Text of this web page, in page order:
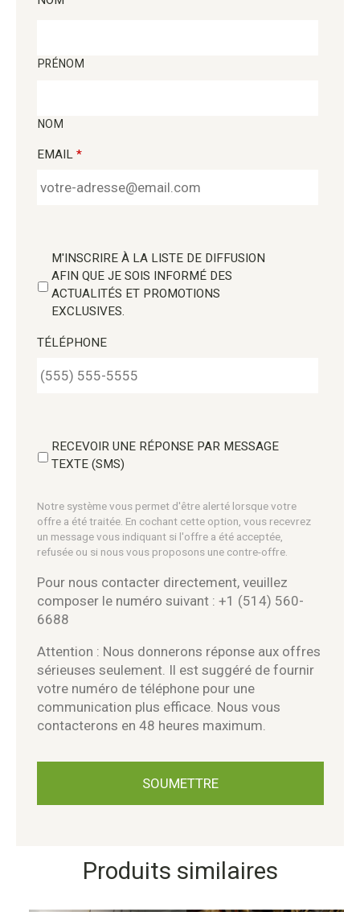
PRÉNOM
NOM
EMAIL *
M'INSCRIRE À LA LISTE DE DIFFUSION
AFIN QUE JE SOIS INFORMÉ DES
ACTUALITÉS ET PROMOTIONS
EXCLUSIVES.
TÉLÉPHONE
RECEVOIR UNE RÉPONSE PAR MESSAGE
TEXTE (SMS)
Notre système vous permet d'être alerté lorsque votre
offre a été traitée. En cochant cette option, vous recevrez
un message vous indiquant si l'offre a été acceptée,
refusée ou si nous vous proposons une contre-offre.
Pour nous contacter directement, veuillez
composer le numéro suivant : +1 (514) 560-
6688
Attention : Nous donnerons réponse aux offres
sérieuses seulement. Il est suggéré de fournir
votre numéro de téléphone pour une
communication plus efficace. Nous vous
contacterons en 48 heures maximum.
Produits similaires